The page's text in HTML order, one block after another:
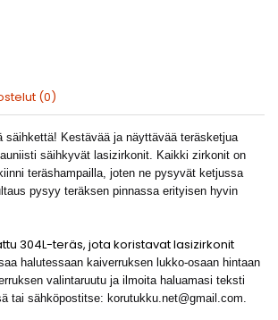
(0)
säihkettä! Kestävää ja näyttävää teräsketjua
säihkyvät lasizirkonit. Kaikki zirkonit on
teräshampailla, joten ne pysyvät ketjussa
pysyy teräksen pinnassa erityisen hyvin
304L-teräs, jota koristavat lasizirkonit
halutessaan kaiverruksen lukko-osaan hintaan
valintaruutu ja ilmoita haluamasi teksti
tai sähköpostitse: korutukku.net@gmail.com.